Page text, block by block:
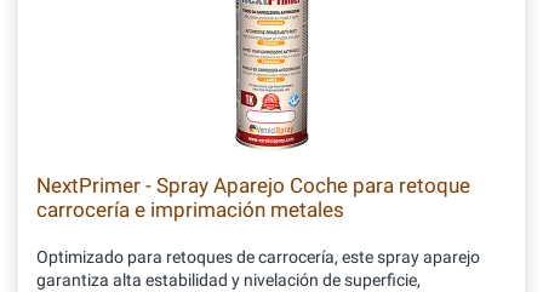
NextPrimer - Spray Aparejo Coche para retoque
carrocería e imprimación metales
Optimizado para retoques de carrocería, este spray aparejo
garantiza alta estabilidad y nivelación de superficie,